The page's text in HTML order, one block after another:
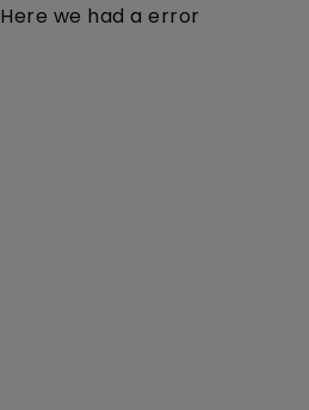
Here we had a error